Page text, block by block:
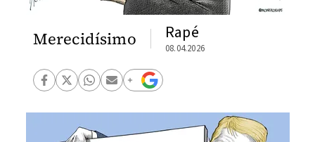
Merecidísimo Rapé
08.04.2026